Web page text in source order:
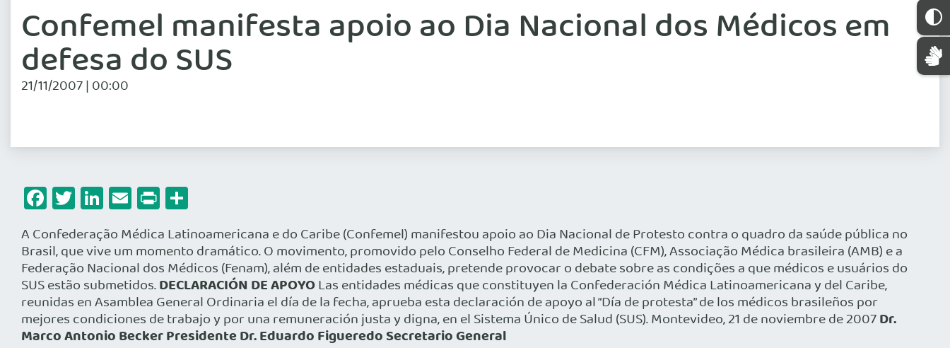
Confemel manifesta apoio ao Dia Nacional dos Médicos em
defesa do SUS
21/11/2007 | 00:00
Facebook
Twitter
LinkedIn
Email
Print
A Confederação Médica Latinoamericana e do Caribe (Confemel) manifestou apoio ao Dia Nacional de Protesto contra o quadro da saúde pública no
Brasil, que vive um momento dramático. O movimento, promovido pelo Conselho Federal de Medicina (CFM), Associação Médica brasileira (AMB) e a
Federação Nacional dos Médicos (Fenam), além de entidades estaduais, pretende provocar o debate sobre as condições a que médicos e usuários do
SUS estão submetidos.DECLARACIÓN DE APOYOLas entidades médicas que constituyen la Confederación Médica Latinoamericana y del Caribe,
reunidas en Asamblea General Ordinaria el día de la fecha, aprueba esta declaración de apoyo al “Día de protesta” de los médicos brasileños por
mejores condiciones de trabajo y por una remuneración justa y digna, en el Sistema Único de Salud (SUS). Montevideo, 21 de noviembre de 2007Dr.
Marco Antonio Becker Presidente Dr. Eduardo Figueredo Secretario General